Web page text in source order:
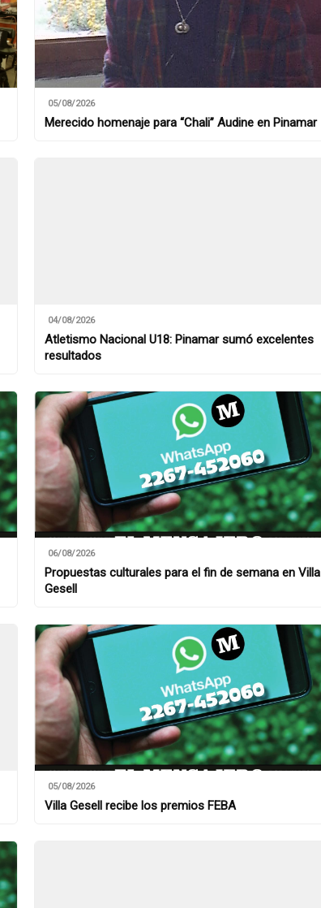
05/08/2026
Merecido homenaje para “Chali” Audine en Pinamar
04/08/2026
Atletismo Nacional U18: Pinamar sumó excelentes
resultados
06/08/2026
Propuestas culturales para el fin de semana en Villa
Gesell
05/08/2026
Villa Gesell recibe los premios FEBA